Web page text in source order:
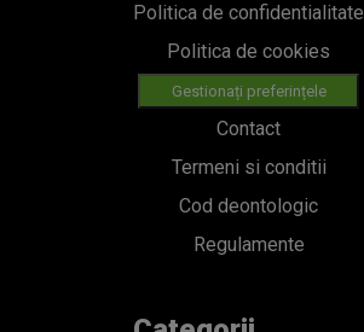
Politica de confidentialitate
Politica de cookies
Gestionați preferințele
Contact
Termeni si conditii
Cod deontologic
Regulamente